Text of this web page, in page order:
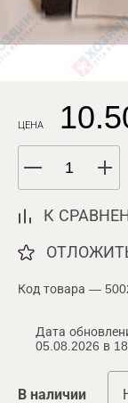
ЦЕНА
К
Код товара —
Дата
05.08.2026 в
В наличии